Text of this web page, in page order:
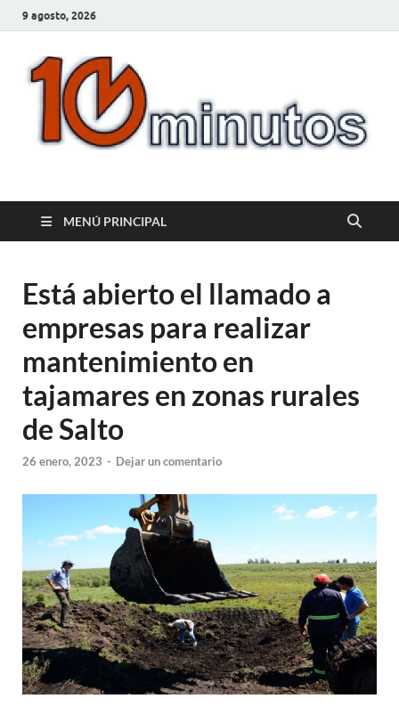
9 agosto, 2026
10minutos.com.uy
MENÚ PRINCIPAL
Está abierto el llamado a
empresas para realizar
mantenimiento en
tajamares en zonas rurales
de Salto
26 enero, 2023 - Dejar un comentario